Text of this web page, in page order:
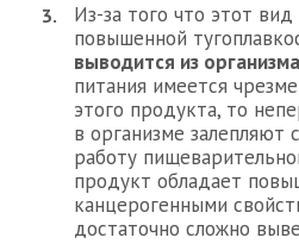
Из-за того что этот
повышенной
выводится из организма
питания имеется
этого продукта, то
в организме
работу
продукт обладает
канцерогенными
достаточно сложно